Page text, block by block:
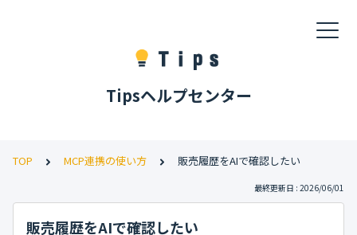
Tipsヘルプセンター
TOP MCP連携の使い方 販売履歴をAIで確認したい
最終更新日 : 2026/06/01
販売履歴をAIで確認したい